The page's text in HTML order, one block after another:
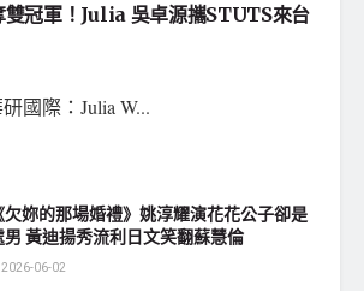
雙冠軍！Julia 吳卓源攜STUTS來台
國際：Julia W...
欠妳的那場婚禮》姚淳耀演花花公子卻是
男 黃迪揚秀流利日文笑翻蘇慧倫
2026-06-02